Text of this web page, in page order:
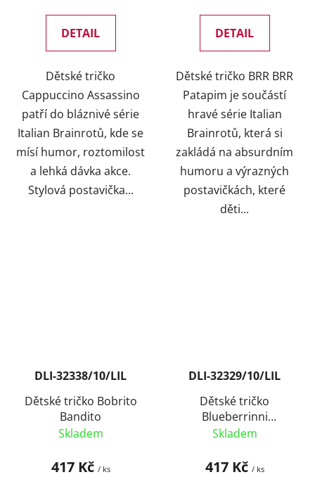
DETAIL
Dětské tričko
Cappuccino Assassino
patří do bláznivé série
Italian Brainrotů, kde se
mísí humor, roztomilost
a lehká dávka akce.
Stylová postavička...
DETAIL
Dětské tričko BRR BRR
Patapim je součástí
hravé série Italian
Brainrotů, která si
zakládá na absurdním
humoru a výrazných
postavičkách, které
děti...
DLI-32338/10/LIL
Dětské tričko Bobrito
Bandito
Skladem
417 Kč / ks
DLI-32329/10/LIL
Dětské tričko
Blueberrinni
Octopussini
Skladem
417 Kč / ks